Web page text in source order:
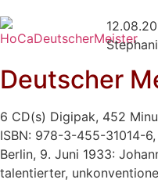
Deutscher
6 CD(s) Digipak, 452
ISBN: 978-3-455-31014-6,
Berlin, 9. Juni 1933:
talentierter,